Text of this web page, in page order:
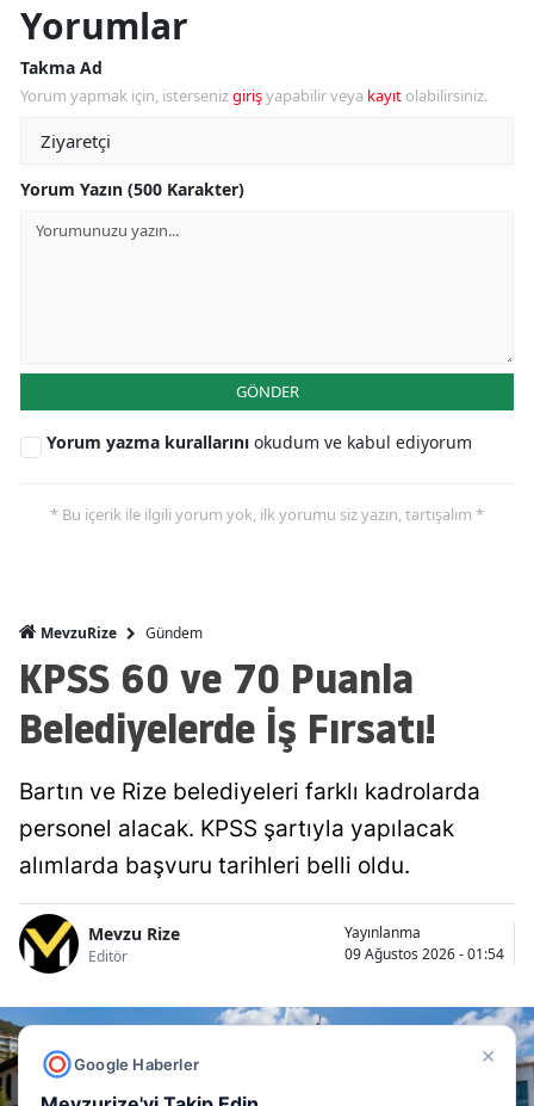
×
Google Haberler
Yorumlar
Takma Ad
Yorum yapmak için, istersenizgirişyapabilir veya kayıt olabilirsiniz.
Yorum Yazın (500 Karakter)
GÖNDER
Yorum yazma kurallarını okudum ve kabul ediyorum
* Bu içerik ile ilgili yorum yok, ilk yorumu siz yazın, tartışalım *
MevzuRize Gündem
KPSS 60 ve 70 Puanla
Belediyelerde İş Fırsatı!
Bartın ve Rize belediyeleri farklı kadrolarda
personel alacak. KPSS şartıyla yapılacak
alımlarda başvuru tarihleri belli oldu.
Mevzu Rize
Editör
Yayınlanma
09 Ağustos 2026 - 01:54